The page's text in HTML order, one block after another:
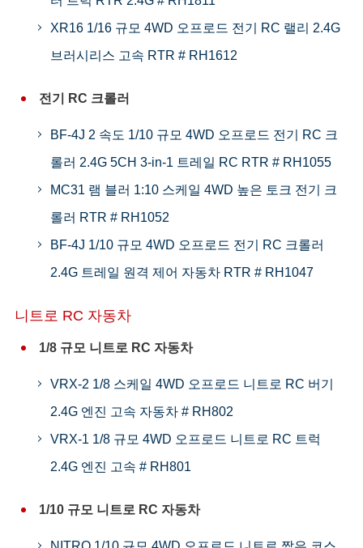
XR16 1/16 규모 4WD 오프로드 전기 RC 랠리 2.4G
브러시리스 고속 RTR # RH1612
전기 RC 크롤러
BF-4J 2 속도 1/10 규모 4WD 오프로드 전기 RC 크
롤러 2.4G 5CH 3-in-1 트레일 RC RTR # RH1055
MC31 램 블러 1:10 스케일 4WD 높은 토크 전기 크
롤러 RTR # RH1052
BF-4J 1/10 규모 4WD 오프로드 전기 RC 크롤러
2.4G 트레일 원격 제어 자동차 RTR # RH1047
니트로 RC 자동차
1/8 규모 니트로 RC 자동차
VRX-2 1/8 스케일 4WD 오프로드 니트로 RC 버기
2.4G 엔진 고속 자동차 # RH802
VRX-1 1/8 규모 4WD 오프로드 니트로 RC 트럭
2.4G 엔진 고속 # RH801
1/10 규모 니트로 RC 자동차